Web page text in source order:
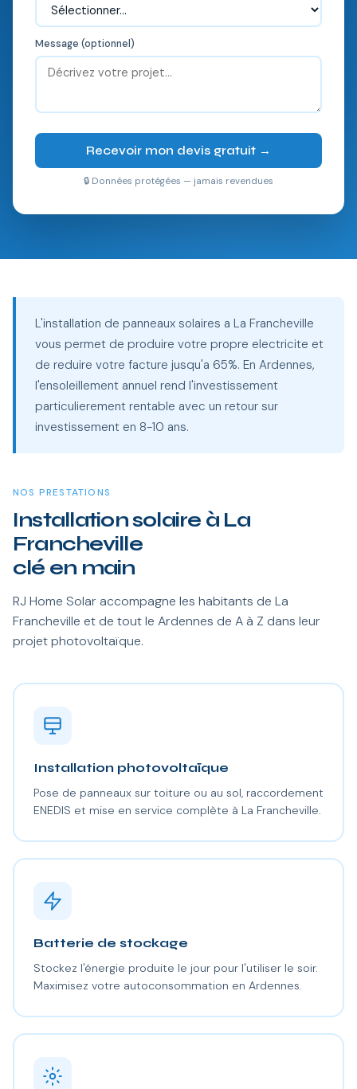
Message (optionnel)
Recevoir mon devis gratuit →
🔒 Données protégées — jamais revendues
L'installation de panneaux solaires a La Francheville
vous permet de produire votre propre electricite et
de reduire votre facture jusqu'a 65%. En Ardennes,
l'ensoleillement annuel rend l'investissement
particulierement rentable avec un retour sur
investissement en 8-10 ans.
NOS PRESTATIONS
Installation solaire à La
Francheville
clé en main
RJ Home Solar accompagne les habitants de La
Francheville et de tout le Ardennes de A à Z dans leur
projet photovoltaïque.
Installation photovoltaïque
Pose de panneaux sur toiture ou au sol, raccordement
ENEDIS et mise en service complète à La Francheville.
Batterie de stockage
Stockez l'énergie produite le jour pour l'utiliser le soir.
Maximisez votre autoconsommation en Ardennes.